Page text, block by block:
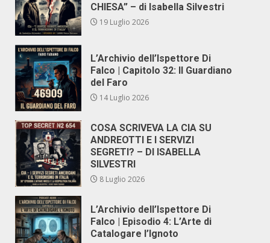
CHIESA” – di Isabella Silvestri
19 Luglio 2026
L’Archivio dell’Ispettore Di
Falco | Capitolo 32: Il Guardiano
del Faro
14 Luglio 2026
COSA SCRIVEVA LA CIA SU
ANDREOTTI E I SERVIZI
SEGRETI? – DI ISABELLA
SILVESTRI
8 Luglio 2026
L’Archivio dell’Ispettore Di
Falco | Episodio 4: L’Arte di
Catalogare l’Ignoto